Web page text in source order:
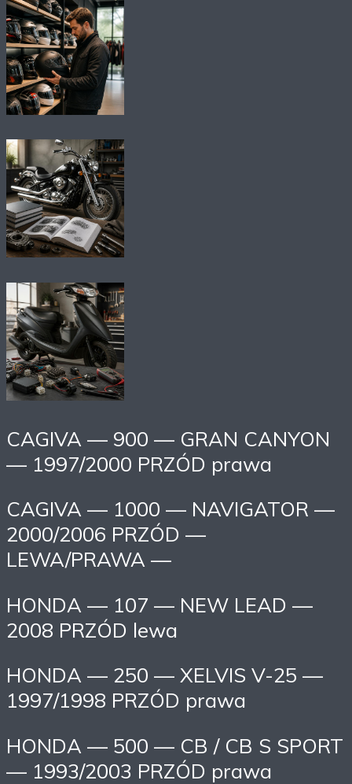
CAGIVA — 900 — GRAN CANYON
— 1997/2000 PRZÓD prawa
CAGIVA — 1000 — NAVIGATOR —
2000/2006 PRZÓD —
LEWA/PRAWA —
HONDA — 107 — NEW LEAD —
2008 PRZÓD lewa
HONDA — 250 — XELVIS V-25 —
1997/1998 PRZÓD prawa
HONDA — 500 — CB / CB S SPORT
— 1993/2003 PRZÓD prawa